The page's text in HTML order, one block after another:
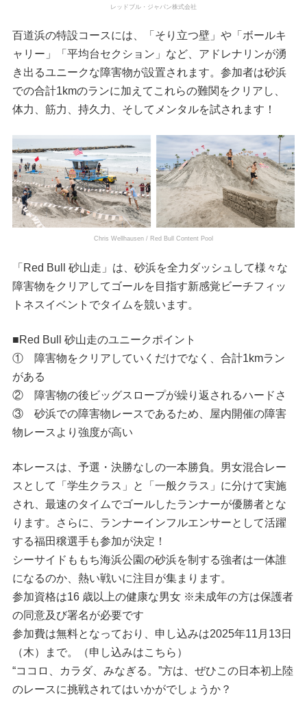
レッドブル・ジャパン株式会社
百道浜の特設コースには、「そり立つ壁」や「ボールキ
ャリー」「平均台セクション」など、アドレナリンが湧
き出るユニークな障害物が設置されます。参加者は砂浜
での合計1kmのランに加えてこれらの難関をクリアし、
体力、筋力、持久力、そしてメンタルを試されます！
Chris Wellhausen / Red Bull Content Pool
「Red Bull 砂山走」は、砂浜を全力ダッシュして様々な
障害物をクリアしてゴールを目指す新感覚ビーチフィッ
トネスイベントでタイムを競います。
■Red Bull 砂山走のユニークポイント
① 障害物をクリアしていくだけでなく、合計1kmラン
がある
② 障害物の後ビッグスロープが繰り返されるハードさ
③ 砂浜での障害物レースであるため、屋内開催の障害
物レースより強度が高い
本レースは、予選・決勝なしの一本勝負。男女混合レー
スとして「学生クラス」と「一般クラス」に分けて実施
され、最速のタイムでゴールしたランナーが優勝者とな
ります。さらに、ランナーインフルエンサーとして活躍
する福田穣選手も参加が決定！
シーサイドももち海浜公園の砂浜を制する強者は一体誰
になるのか、熱い戦いに注目が集まります。
参加資格は16 歳以上の健康な男女 ※未成年の方は保護者
の同意及び署名が必要です
参加費は無料となっており、申し込みは2025年11月13日
（木）まで。（申し込みはこちら ）
“ココロ、カラダ、みなぎる。”方は、ぜひこの日本初上陸
のレースに挑戦されてはいかがでしょうか？